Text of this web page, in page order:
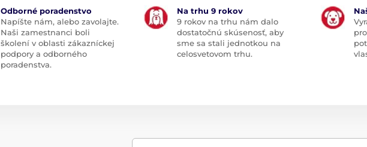
Odborné poradenstvo
Napíšte nám, alebo zavolajte.
Naši zamestnanci boli
školení v oblasti zákazníckej
podpory a odborného
poradenstva.
Na trhu 9 rokov
9 rokov na trhu nám dalo
dostatočnú skúsenosť, aby
sme sa stali jednotkou na
celosvetovom trhu.